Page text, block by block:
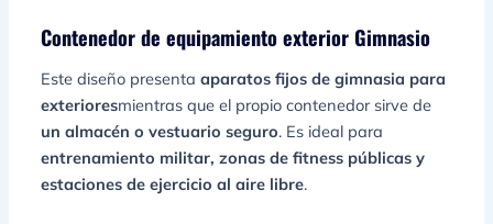
Contenedor de equipamiento exterior Gimnasio
Este diseño presentaaparatos fijos de gimnasia para
exterioresmientras que el propio contenedor sirve de
un almacén o vestuario seguro. Es ideal para
entrenamiento militar, zonas de fitness públicas y
estaciones de ejercicio al aire libre.